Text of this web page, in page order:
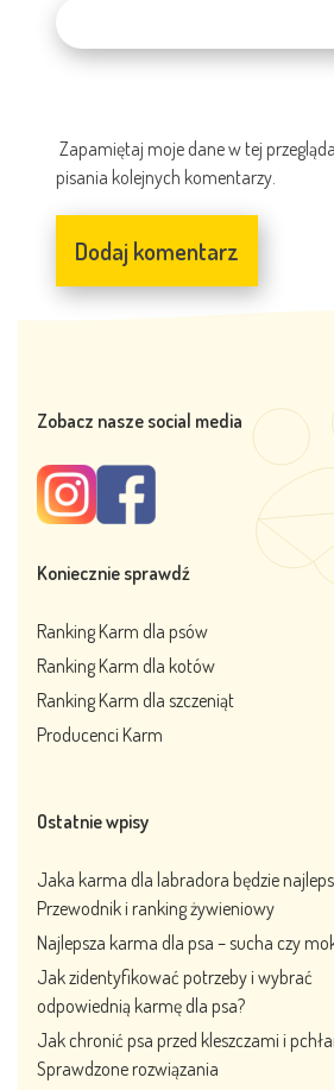
Zapamiętaj moje dane w tej
pisania kolejnych komentarzy.
Zobacz nasze social media
Koniecznie sprawdź
Ranking Karm dla psów
Ranking Karm dla kotów
Ranking Karm dla szczeniąt
Producenci Karm
Ostatnie wpisy
Jaka karma dla labradora będzie
Przewodnik i ranking żywieniowy
Najlepsza karma dla psa – sucha czy
Jak zidentyfikować potrzeby i wybrać
odpowiednią karmę dla psa?
Jak chronić psa przed kleszczami i
Sprawdzone rozwiązania